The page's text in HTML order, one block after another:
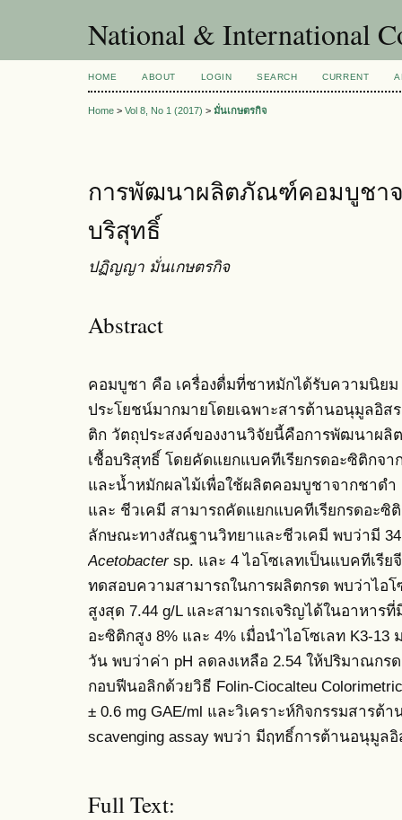
National & International
HOME ABOUT LOGIN SEARCH CURRENT
Home > Vol 8, No 1 (2017) > มั่นเกษตรกิจ
การพัฒนาผลิตภัณฑ์คอมบูชาจ
บริสุทธิ์
ปฏิญญา มั่นเกษตรกิจ
Abstract
คอมบูชา คือ เครื่องดื่มที่ชาหมักได้รับความนิย
ประโยชน์มากมายโดยเฉพาะสารต้านอนุมูลอิส
ติก วัตถุประสงค์ของงานวิจัยนี้คือการพัฒนาผ
เชื้อบริสุทธิ์ โดยคัดแยกแบคทีเรียกรดอะซิติกจา
และน้ำหมักผลไม้เพื่อใช้ผลิตคอมบูชาจากชาด
และ ชีวเคมี สามารถคัดแยกแบคทีเรียกรดอะซิ
ลักษณะทางสัณฐานวิทยาและชีวเคมี พบว่ามี
Acetobactersp. และ 4 ไอโซเลทเป็นแบคทีเรี
ทดสอบความสามารถในการผลิตกรด พบว่าไอโ
สูงสุด 7.44 g/L และสามารถเจริญได้ในอาหาร
อะซิติกสูง 8% และ 4% เมื่อนำไอโซเลท K3-13
วัน พบว่าค่า pH ลดลงเหลือ 2.54 ให้ปริมาณกรด
กอบฟีนอลิกด้วยวิธี Folin-Ciocalteu
± 0.6 mg GAE/ml และวิเคราะห์กิจกรรมสารต้
scavenging assay พบว่า มีฤทธิ์การต้านอนุมูลอิ
Full Text: